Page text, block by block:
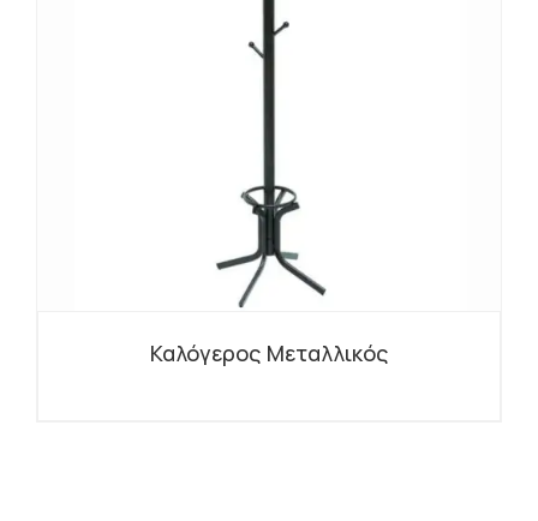
Καλόγερος Μεταλλικός